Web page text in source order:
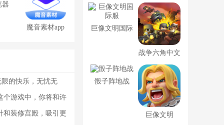
器
魔音素材app
的快乐，无忧无
个游戏中，你将和许
和装修宫殿，吸引更
巨像文明国际
战争六角中文
版
骰子阵地战
巨像文明